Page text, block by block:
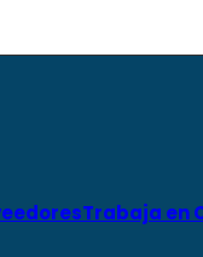
Trabaja en